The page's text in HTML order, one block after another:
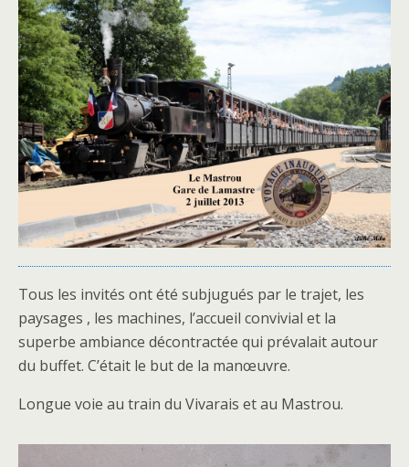
Tous les invités ont été subjugués par le trajet, les
paysages , les machines, l’accueil convivial et la
superbe ambiance décontractée qui prévalait autour
du buffet. C’était le but de la manœuvre.
Longue voie au train du Vivarais et au Mastrou.